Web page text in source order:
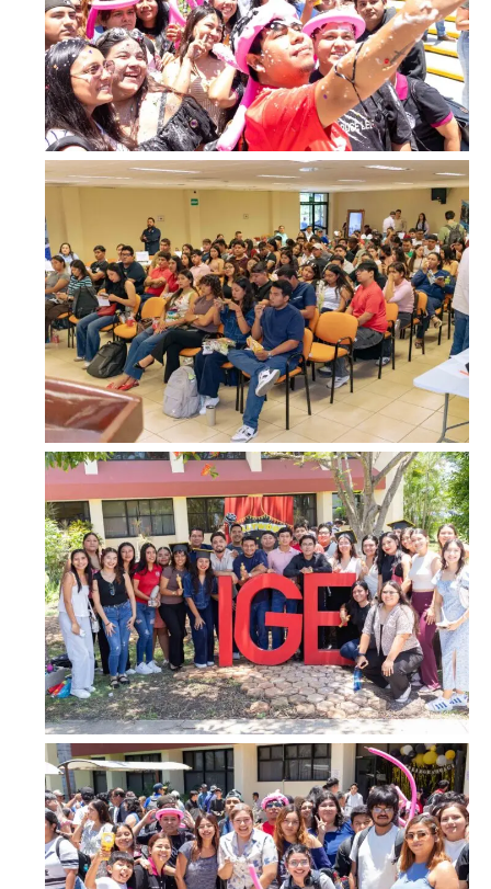
Facebook
Twitter
EmailWhatsApp
Copy
Link
Gmail
Telegram
Don't miss
out!
Sing up for our newsletter
to stay in the loop.
SUBSCRIBE